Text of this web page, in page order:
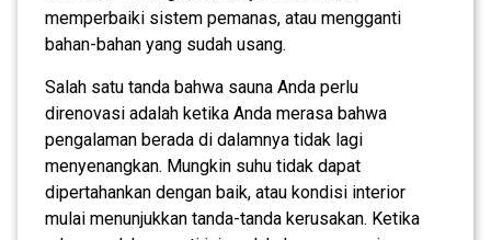
memperbaiki sistem pemanas, atau mengganti
bahan-bahan yang sudah usang.
Salah satu tanda bahwa sauna Anda perlu
direnovasi adalah ketika Anda merasa bahwa
pengalaman berada di dalamnya tidak lagi
menyenangkan. Mungkin suhu tidak dapat
dipertahankan dengan baik, atau kondisi interior
mulai menunjukkan tanda-tanda kerusakan. Ketika